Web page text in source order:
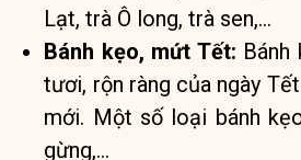
Lạt, trà Ô long, trà sen,…
Bánh kẹo, mứt Tết:
tươi, rộn ràng của ngày
mới. Một số loại bánh
gừng,…